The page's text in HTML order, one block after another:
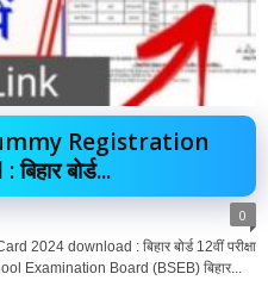
Registration
बोर्ड...
0
download : बिहार बोर्ड 12वीं परीक्षा
Examination Board (BSEB) बिहार...